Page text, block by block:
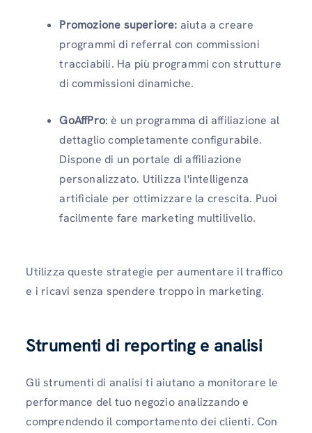
Promozione superiore: aiuta a creare
programmi di referral con commissioni
tracciabili. Ha più programmi con strutture
di commissioni dinamiche.
GoAffPro: è un programma di affiliazione al
dettaglio completamente configurabile.
Dispone di un portale di affiliazione
personalizzato. Utilizza l'intelligenza
artificiale per ottimizzare la crescita. Puoi
facilmente fare marketing multilivello.
Utilizza queste strategie per aumentare il traffico
e i ricavi senza spendere troppo in marketing.
Strumenti di reporting e analisi
Gli strumenti di analisi ti aiutano a monitorare le
performance del tuo negozio analizzando e
comprendendo il comportamento dei clienti. Con